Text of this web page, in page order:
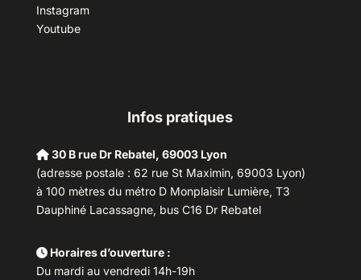
Instagram
Youtube
Infos pratiques
30 B rue Dr Rebatel, 69003 Lyon
(adresse postale : 62 rue St Maximin, 69003 Lyon)
à 100 mètres du métro D Monplaisir Lumière, T3
Dauphiné Lacassagne, bus C16 Dr Rebatel
Horaires d’ouverture :
Du mardi au vendredi 14h-19h